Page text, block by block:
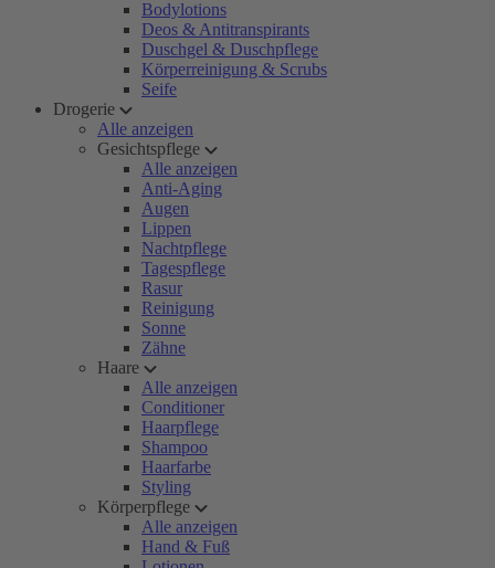
Bodylotions
Deos & Antitranspirants
Duschgel & Duschpflege
Körperreinigung & Scrubs
Seife
Drogerie
Alle anzeigen
Gesichtspflege
Alle anzeigen
Anti-Aging
Augen
Lippen
Nachtpflege
Tagespflege
Rasur
Reinigung
Sonne
Zähne
Haare
Alle anzeigen
Conditioner
Haarpflege
Shampoo
Haarfarbe
Styling
Körperpflege
Alle anzeigen
Hand & Fuß